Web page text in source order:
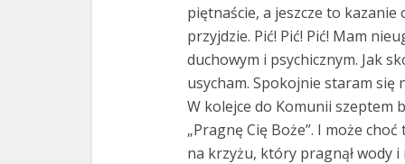
piętnaście, a jeszcze to
przyjdzie. Pić! Pić! Pić! Mam
duchowym i psychicznym. Jak
usycham. Spokojnie staram się
W kolejce do Komunii szeptem
„Pragnę Cię Boże”. I może
na krzyżu, który pragnął wody i